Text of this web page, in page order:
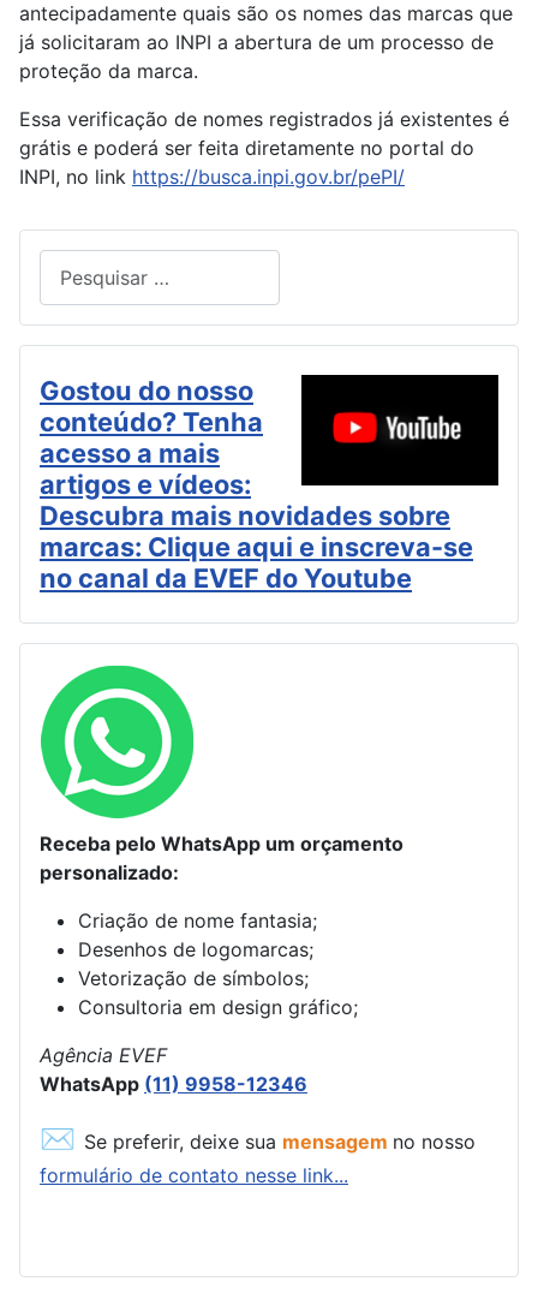
antecipadamente quais são os nomes das marcas que
já solicitaram ao INPI a abertura de um processo de
proteção da marca.
Essa verificação de nomes registrados já existentes é
grátis e poderá ser feita diretamente no portal do
INPI, no link https://busca.inpi.gov.br/pePI/
Gostou do nosso
conteúdo? Tenha
acesso a mais
artigos e vídeos:
Descubra mais novidades sobre
marcas: Clique aqui e inscreva-se
no canal da EVEF do Youtube
Receba pelo WhatsApp um orçamento
personalizado:
Criação de nome fantasia;
Desenhos de logomarcas;
Vetorização de símbolos;
Consultoria em design gráfico;
Agência EVEF
WhatsApp (11) 9958-12346
✉ Se preferir, deixe sua mensagem no nosso
formulário de contato nesse link...